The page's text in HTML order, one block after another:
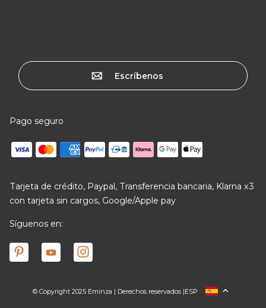
Escríbenos
Pago seguro
Tarjeta de crédito, Paypal, Transferencia bancaria, Klarna x3
con tarjeta sin cargos, Google/Apple pay
Síguenos en:
© Copyright 2025 Eminza | Derechos reservados |
FRANCIAESP